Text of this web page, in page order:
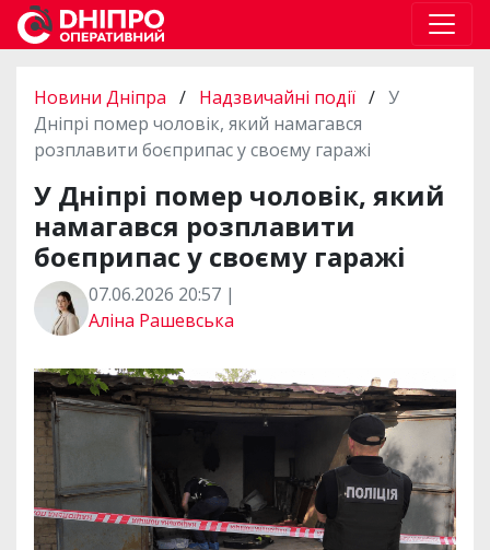
Новини Дніпра / Надзвичайні події / У
Дніпрі помер чоловік, який намагався
розплавити боєприпас у своєму гаражі
У Дніпрі помер чоловік, який
намагався розплавити
боєприпас у своєму гаражі
07.06.2026 20:57 |
Аліна Рашевська